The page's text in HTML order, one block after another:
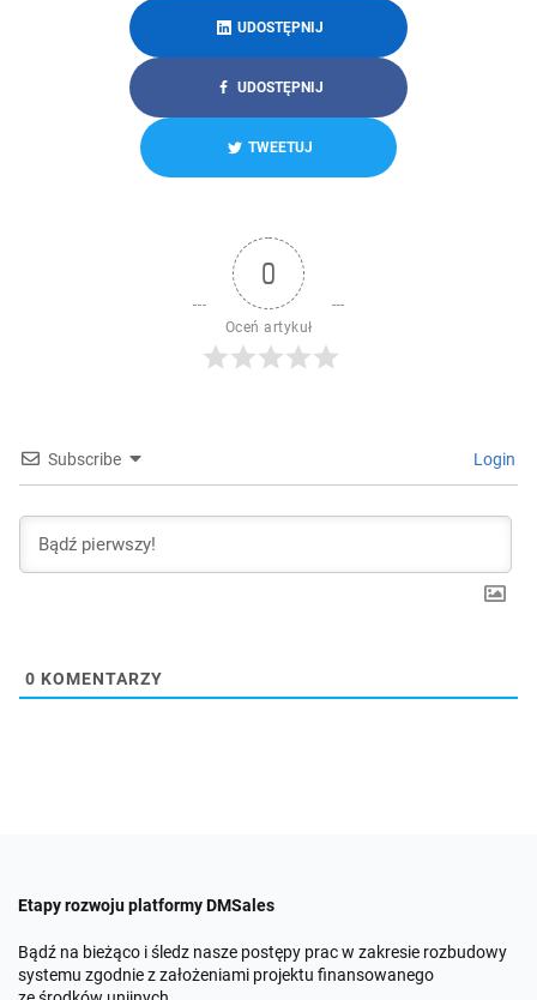
UDOSTĘPNIJ
UDOSTĘPNIJ
TWEETUJ
0
Oceń artykuł
Subscribe Login
0 KOMENTARZY
Etapy rozwoju platformy DMSales
Bądź na bieżąco i śledz nasze postępy prac w zakresie rozbudowy
systemu zgodnie z założeniami projektu finansowanego